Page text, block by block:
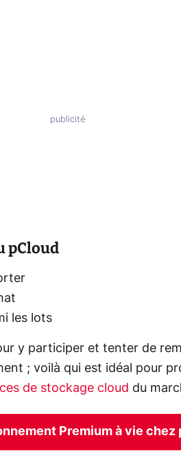
pCloud
les lots
y participer et tenter de
; voilà qui est idéal pour
de stockage cloud du
Premium à vie chez